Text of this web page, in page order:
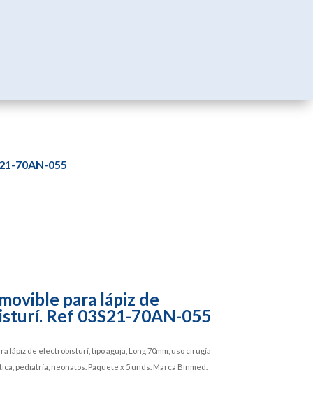
70AN-055
para lápiz de
Ref 03S21-70AN-055
lápiz de electrobisturí, tipo aguja, Long 70mm, uso cirugía
pediatría, neonatos. Paquete x 5 unds. Marca Binmed.